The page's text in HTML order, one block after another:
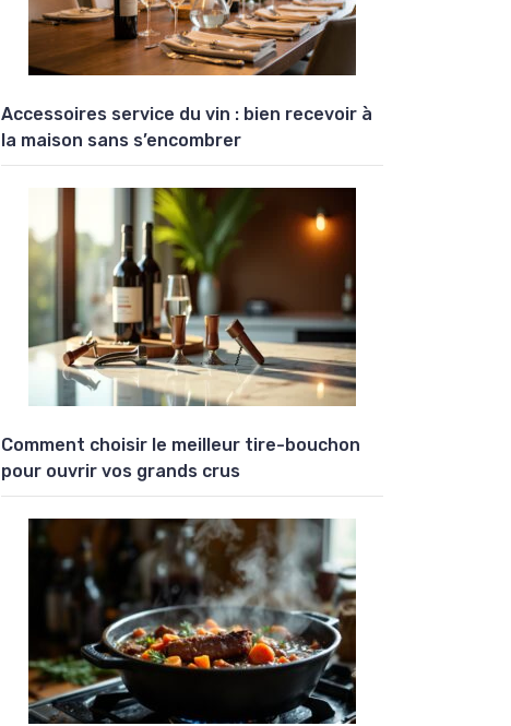
Accessoires service du vin : bien recevoir à
la maison sans s’encombrer
Comment choisir le meilleur tire-bouchon
pour ouvrir vos grands crus